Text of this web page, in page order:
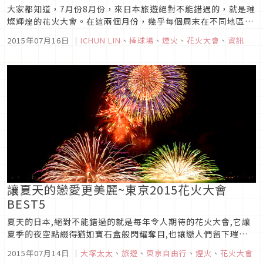
大家都知道，7月份8月份，來日本旅遊絕對不能錯過的，就是璀
燦輝煌的花火大會。在這兩個月份，幾乎每個周末在不同地區都
會有花火大會。除了最知名的幾個地點之外，其實，你知道嗎?
在棒球場也可以看花火喔!今天要為大家介紹的就是，在棒球比
2015年07月16日 ｜ ICHUN LIN 、 棒球場 、 煙火 、 花火大會 、 資訊
讓夏天的戀愛更美麗~東京2015花火大會
BEST5
夏天的日本,絕對不能錯過的就是每年令人期待的花火大會,它讓
夏季的夜空點綴得猶如寶石盒般閃耀奪目,也讓戀人們留下璀璨
甜蜜的夏日回憶。這篇文章要介紹東京與東京近郊2015最棒的
五大花火大會,若您剛好這段時間也在東京的話,不妨也來體驗一
2015年07月14日 ｜ 大塚太太 、 旅遊 、 東京自由行 、 煙火 、 花火大會